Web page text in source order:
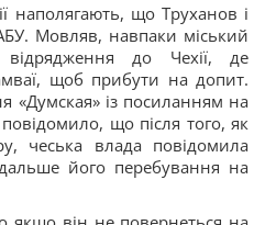
наполягають, що Труханов і
Мовляв, навпаки міський
до Чехії, де
щоб прибути на допит.
«Думская» із посиланням на
що після того, як
чеська влада повідомила
його перебування на